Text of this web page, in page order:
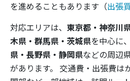
を進めることもあります（出張
対応エリアは、 東京都・神奈川
木県・群馬県・茨城県を中心に、
県・長野県・静岡県などの周辺
があります。 交通費・出張費は